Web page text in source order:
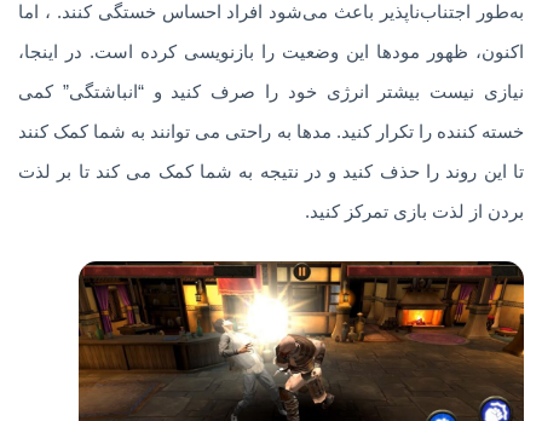
به‌طور اجتناب‌ناپذیر باعث می‌شود افراد احساس خستگی کنند. ، اما
اکنون، ظهور مودها این وضعیت را بازنویسی کرده است. در اینجا،
نیازی نیست بیشتر انرژی خود را صرف کنید و “انباشتگی” کمی
خسته کننده را تکرار کنید. مدها به راحتی می توانند به شما کمک کنند
تا این روند را حذف کنید و در نتیجه به شما کمک می کند تا بر لذت
بردن از لذت بازی تمرکز کنید.